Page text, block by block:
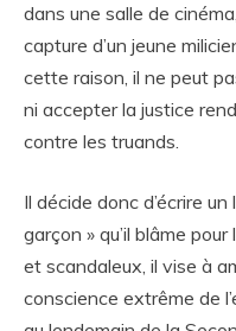
dans une salle de
capture d’un jeune
cette raison, il ne peut
ni accepter la justice
contre les truands.
Il décide donc d’écrire
garçon » qu’il blâme
et scandaleux, il vise à
conscience extrême de